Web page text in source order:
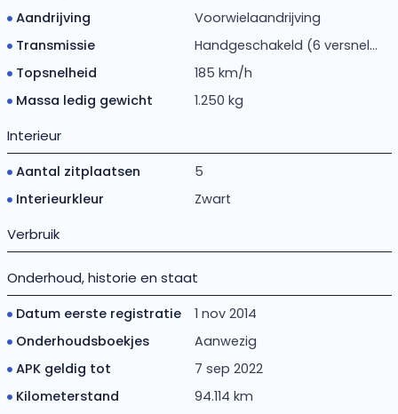
Aandrijving
Voorwielaandrijving
Transmissie
Handgeschakeld (6 versnel...
Topsnelheid
185 km/h
Massa ledig gewicht
1.250 kg
Interieur
Aantal zitplaatsen
5
Interieurkleur
Zwart
Verbruik
Onderhoud, historie en staat
Datum eerste registratie
1 nov 2014
Onderhoudsboekjes
Aanwezig
APK geldig tot
7 sep 2022
Kilometerstand
94.114 km